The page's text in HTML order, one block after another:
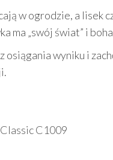
w ogrodzie, a lisek
ma „swój świat” i
osiągania wyniku i
C1009